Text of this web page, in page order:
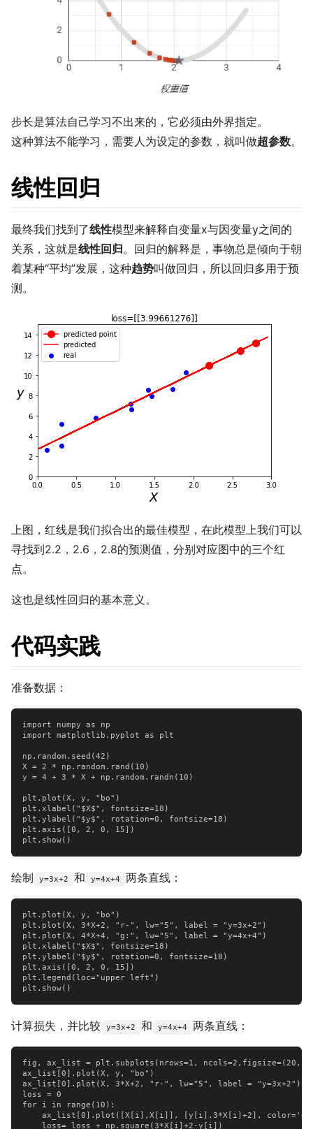
步长是算法自己学习不出来的，它必须由外界指定。
这种算法不能学习，需要人为设定的参数，就叫做超参数。
线性回归
最终我们找到了线性模型来解释自变量x与因变量y之间的
关系，这就是线性回归。回归的解释是，事物总是倾向于朝
着某种“平均”发展，这种趋势叫做回归，所以回归多用于预
测。
上图，红线是我们拟合出的最佳模型，在此模型上我们可以
寻找到2.2，2.6，2.8的预测值，分别对应图中的三个红
点。
这也是线性回归的基本意义。
代码实践
准备数据：
import numpy as np
import matplotlib.pyplot as plt
np.random.seed(42)
X = 2 * np.random.rand(10)
y = 4 + 3 * X + np.random.randn(10)
plt.plot(X, y, "bo")
plt.xlabel("$X$", fontsize=18)
plt.ylabel("$y$", rotation=0, fontsize=18)
plt.axis([0, 2, 0, 15])
绘制 y=3x+2 和 y=4x+4 两条直线：
plt.plot(X, y, "bo")
plt.plot(X, 3*X+2, "r-", lw="5", label = "y=3x+2")
plt.plot(X, 4*X+4, "g:", lw="5", label = "y=4x+4")
plt.xlabel("$X$", fontsize=18)
plt.ylabel("$y$", rotation=0, fontsize=18)
plt.axis([0, 2, 0, 15])
plt.legend(loc="upper left")
计算损失，并比较 y=3x+2 和 y=4x+4 两条直线：
fig, ax_list = plt.subplots(nrows=1,
ax_list[0].plot(X, y, "bo")
ax_list[0].plot(X, 3*X+2, "r-", lw="5", label = "y=3x+2")
loss = 0
for i in range(10):
ax_list[0].plot([X[i],X[i]], [y[i],3*X[i]+2],
    loss= loss + np.square(3*X[i]+2-y[i])